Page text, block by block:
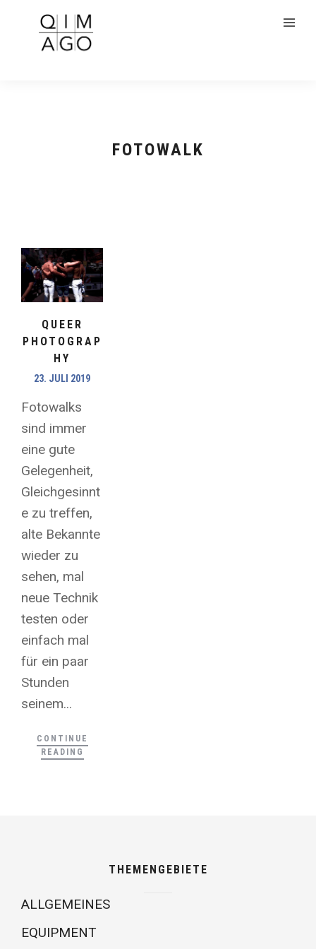
FOTOWALK
QUEER
PHOTOGRAP
HY
23. JULI 2019
Fotowalks
sind immer
eine gute
Gelegenheit,
Gleichgesinnt
e zu treffen,
alte Bekannte
wieder zu
sehen, mal
neue Technik
testen oder
einfach mal
für ein paar
Stunden
seinem...
CONTINUE
READING
THEMENGEBIETE
ALLGEMEINES
EQUIPMENT